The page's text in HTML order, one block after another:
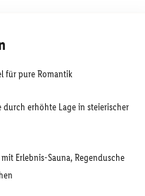
für pure Romantik
durch erhöhte Lage in steierischer
Erlebnis-Sauna, Regendusche